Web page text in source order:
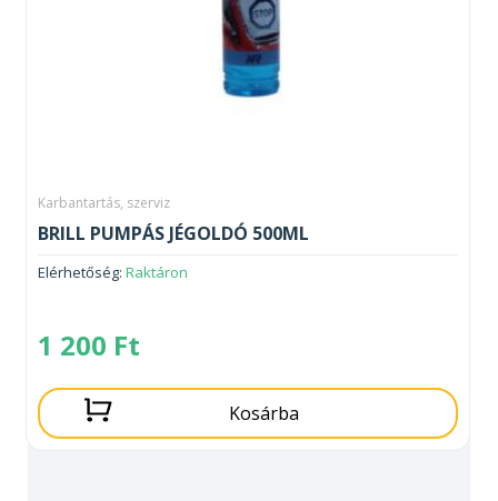
Karbantartás, szerviz
BRILL PUMPÁS JÉGOLDÓ 500ML
Elérhetőség: Raktáron
1 200 Ft
Kosárba